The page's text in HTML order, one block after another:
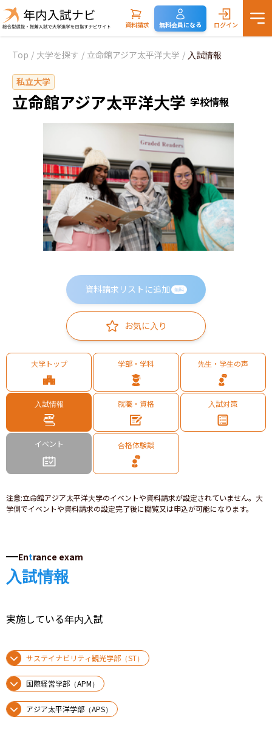
資料請求 無料会員になる ログイン
Top / 大学を探す / 立命館アジア太平洋大学 / 入試情報
私立大学
立命館アジア太平洋大学 学校情報
資料請求リストに追加 無料
お気に入り
大学トップ 学部・学科 先生・学生の声
入試情報 就職・資格 入試対策
イベント 合格体験談
注意:立命館アジア太平洋大学のイベントや資料請求が設定されていません。大
学側でイベントや資料請求の設定完了後に閲覧又は申込が可能になります。
Entrance exam
入試情報
実施している年内入試
サステイナビリティ観光学部（ST）
国際経営学部（APM）
アジア太平洋学部（APS）